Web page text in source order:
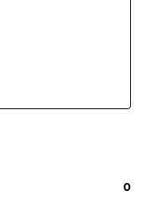
0